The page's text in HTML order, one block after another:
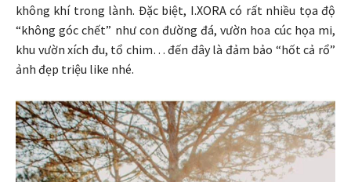
không khí trong lành. Đặc biệt, I.XORA có rất nhiều tọa độ
“không góc chết” như con đường đá, vườn hoa cúc họa mi,
khu vườn xích đu, tổ chim… đến đây là đảm bảo “hốt cả rổ”
ảnh đẹp triệu like nhé.